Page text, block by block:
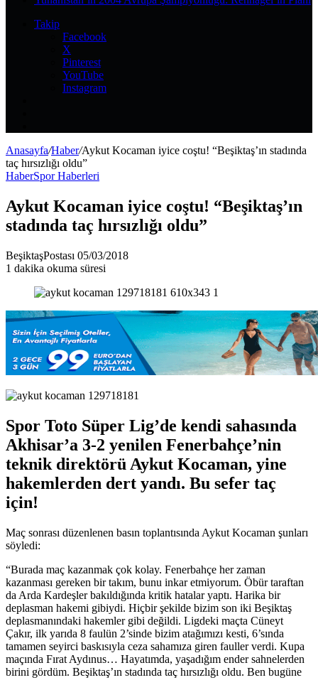
Takip
Facebook
X
Pinterest
YouTube
Instagram
Anasayfa/Haber/Aykut Kocaman iyice coştu! “Beşiktaş’ın stadında
taç hırsızlığı oldu”
HaberSpor Haberleri
Aykut Kocaman iyice coştu! “Beşiktaş’ın
stadında taç hırsızlığı oldu”
BeşiktaşPostası Bir
e-
göndermek
05/03/2018
1 dakika okuma süresi
Spor Toto Süper Lig’de kendi sahasında
Akhisar’a 3-2 yenilen Fenerbahçe’nin
teknik direktörü Aykut Kocaman, yine
hakemlerden dert yandı. Bu sefer taç
için!
Maç sonrası düzenlenen basın toplantısında Aykut Kocaman şunları
söyledi:
“Burada maç kazanmak çok kolay. Fenerbahçe her zaman
kazanması gereken bir takım, bunu inkar etmiyorum. Öbür taraftan
da Arda Kardeşler bakıldığında kritik hatalar yaptı. Harika bir
deplasman hakemi gibiydi. Hiçbir şekilde bizim son iki Beşiktaş
deplasmanındaki hakemler gibi değildi. Ligdeki maçta Cüneyt
Çakır, ilk yarıda 8 faulün 2’sinde bizim atağımızı kesti, 6’sında
tamamen seyirci baskısıyla ceza sahamıza giren fauller verdi. Kupa
maçında Fırat Aydınus… Hayatımda, yaşadığım ender sahnelerden
birini gördüm. Beşiktaş’ın stadında taç hırsızlığı oldu. Ben bugüne